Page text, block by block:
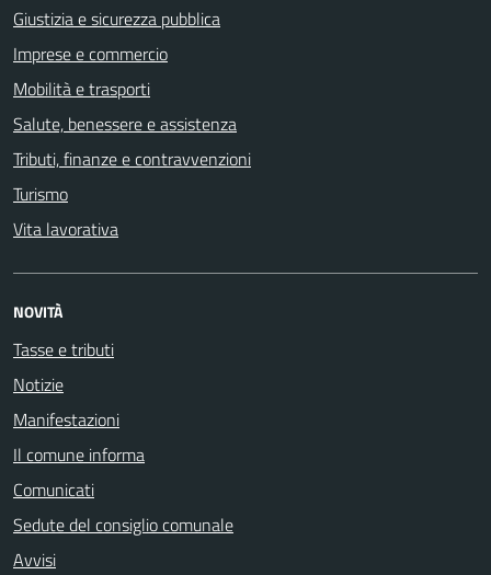
Giustizia e sicurezza pubblica
Imprese e commercio
Mobilità e trasporti
Salute, benessere e assistenza
Tributi, finanze e contravvenzioni
Turismo
Vita lavorativa
NOVITÀ
Tasse e tributi
Notizie
Manifestazioni
Il comune informa
Comunicati
Sedute del consiglio comunale
Avvisi